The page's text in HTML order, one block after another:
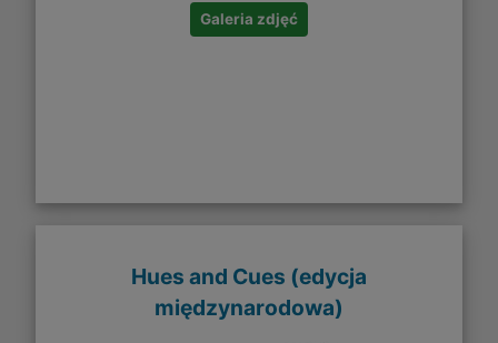
Galeria zdjęć
Hues and Cues (edycja
międzynarodowa)